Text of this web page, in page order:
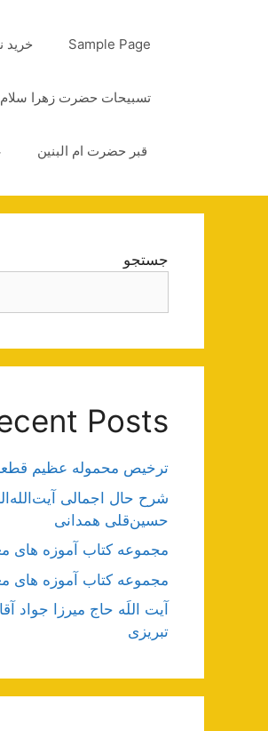
Sample Page خرید
تسبیحات حضرت زهرا سلام
قبر حضرت ام البنین
جستجو
Posts
ترخیص محموله عظیم
شرح حال اجمالی
حسین‌قلی همدانی
مجموعه کتاب آموزه های
مجموعه کتاب آموزه های
آیت اللَه حاج میرزا جواد
تبریزی